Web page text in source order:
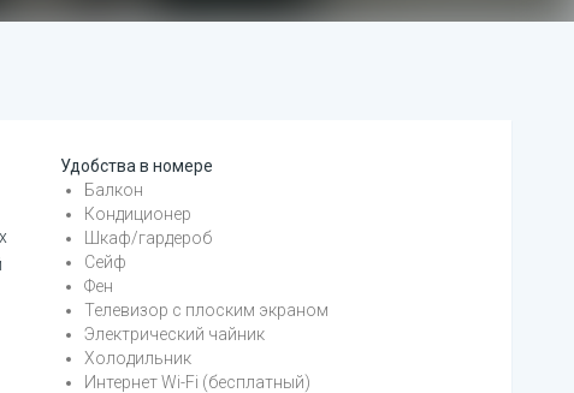
Удобства в номере
Балкон
Кондиционер
Шкаф/гардероб
Сейф
Фен
Телевизор с плоским экраном
Электрический чайник
Холодильник
Интернет Wi-Fi (бесплатный)